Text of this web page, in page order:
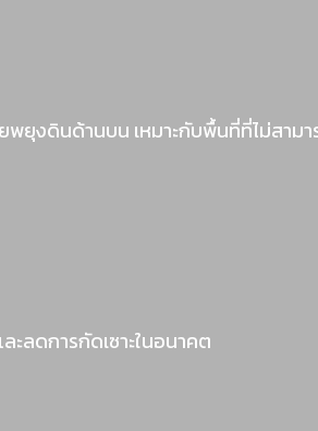
พยุงดินด้านบน เหมาะกับพื้นที่ที่ไม่สามา
ลดการกัดเซาะในอนาคต